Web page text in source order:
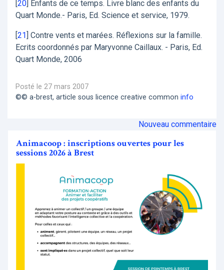
20 Enfants de ce temps. Livre blanc des enfants du
Quart Monde.- Paris, Ed. Science et service, 1979.
21 Contre vents et marées. Réflexions sur la famille.
Ecrits coordonnés par Maryvonne Caillaux. - Paris, Ed.
Quart Monde, 2006
Posté le 27 mars 2007
©© a-brest, article sous licence creative common info
Nouveau commentaire
Animacoop : inscriptions ouvertes pour les
sessions 2026 à Brest